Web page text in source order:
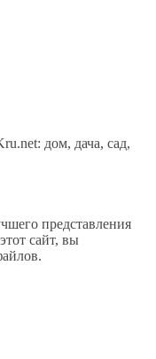
дом, дача, сад,
представления
сайт, вы